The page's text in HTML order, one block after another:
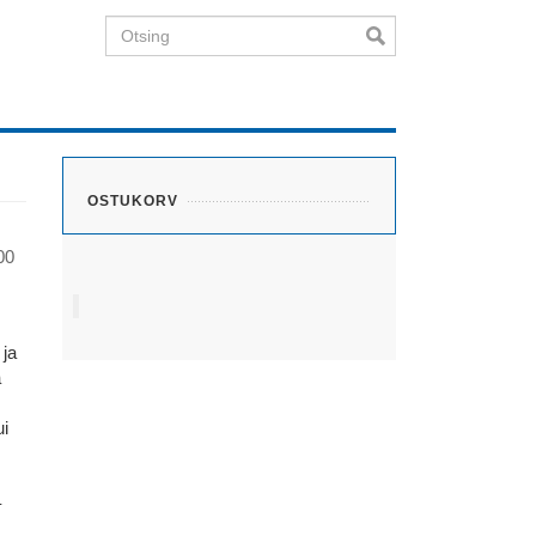
Otsing
OSTUKORV
ja